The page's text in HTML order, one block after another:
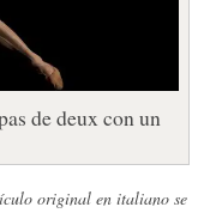
de deux con un
original en italiano se